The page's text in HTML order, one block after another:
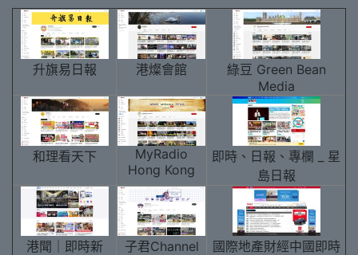
升旗易日報 港燦會館
綠豆 Green Bean
Media
和理看天下
MyRadio
Hong Kong
即時、日報、專欄 _ 星
島日報
港聞｜即時新
子君Channel
國際地產財經中國即時